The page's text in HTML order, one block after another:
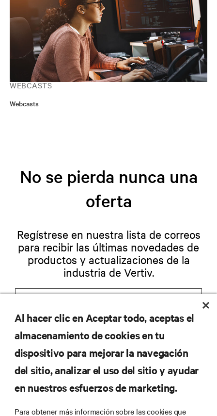
WEBCASTS
Webcasts
No se pierda nunca una
oferta
Regístrese en nuestra lista de correos
para recibir las últimas novedades de
productos y actualizaciones de la
industria de Vertiv.
RECURSOS
SOPORTE
Al hacer clic en Aceptar todo, aceptas el
almacenamiento de cookies en tu
dispositivo para mejorar la navegación
del sitio, analizar el uso del sitio y ayudar
en nuestros esfuerzos de marketing.
Para obtener más información sobre las cookies que